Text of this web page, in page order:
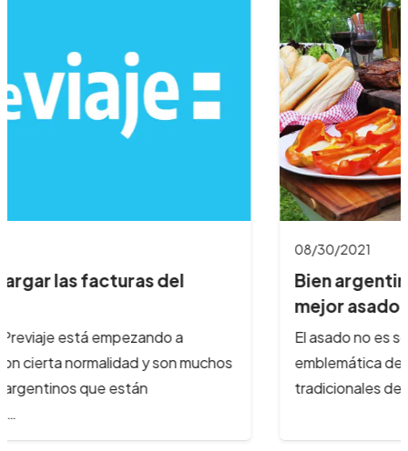
Bien argentino ¿Qué incluye el
El asado no es sólo un plato típico, sino la más
emblemática de las especialidades
tradicionales de la Argentina. En…